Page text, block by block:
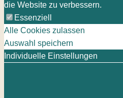
die Website zu verbessern.
Essenziell
Alle Cookies zulassen
Auswahl speichern
Individuelle Einstellungen